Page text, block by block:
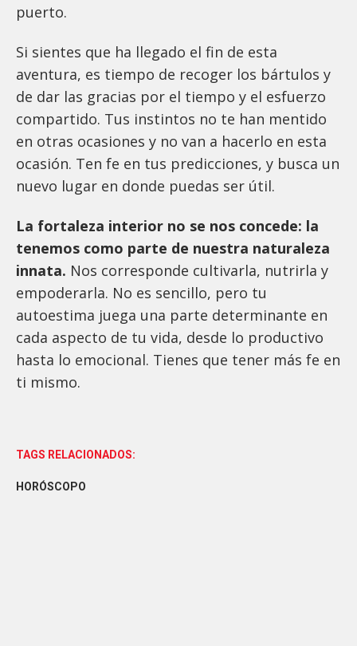
puerto.
Si sientes que ha llegado el fin de esta
aventura, es tiempo de recoger los bártulos y
de dar las gracias por el tiempo y el esfuerzo
compartido. Tus instintos no te han mentido
en otras ocasiones y no van a hacerlo en esta
ocasión. Ten fe en tus predicciones, y busca un
nuevo lugar en donde puedas ser útil.
La fortaleza interior no se nos concede: la
tenemos como parte de nuestra naturaleza
innata. Nos corresponde cultivarla, nutrirla y
empoderarla. No es sencillo, pero tu
autoestima juega una parte determinante en
cada aspecto de tu vida, desde lo productivo
hasta lo emocional. Tienes que tener más fe en
ti mismo.
TAGS RELACIONADOS:
HORÓSCOPO